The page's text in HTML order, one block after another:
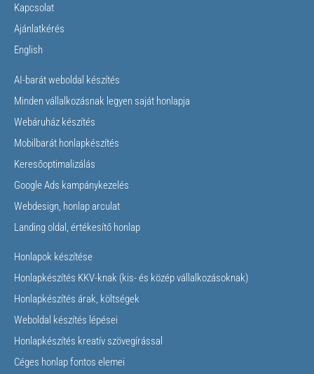
Kapcsolat
Ajánlatkérés
English
AI-barát weboldal készítés
Minden vállalkozásnak legyen saját honlapja
Webáruház készítés
Mobilbarát honlapkészítés
Keresőoptimalizálás
Google Ads kampánykezelés
Webdesign, honlap arculat
Landing oldal, értékesítő honlap
Honlapok készítése
Honlapkészítés KKV-knak (kis- és közép vállalkozásoknak)
Honlapkészítés árak, költségek
Weboldal készítés lépései
Honlapkészítés kreatív szövegírással
Céges honlap fontos elemei